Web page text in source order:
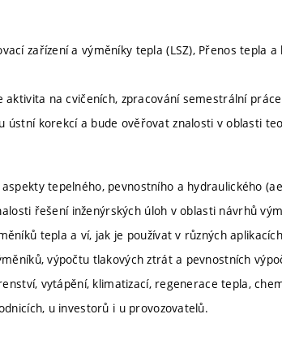
zařízení a výměníky tepla (LSZ), Přenos tepla a
aktivita na cvičeních, zpracování semestrální
ústní korekcí a bude ověřovat znalosti v oblasti
tepelného, pevnostního a hydraulického
řešení inženýrských úloh v oblasti návrhů
tepla a ví, jak je používat v různých
výpočtu tlakových ztrát a pevnostních
vytápění, klimatizací, regenerace tepla,
u investorů i u provozovatelů.